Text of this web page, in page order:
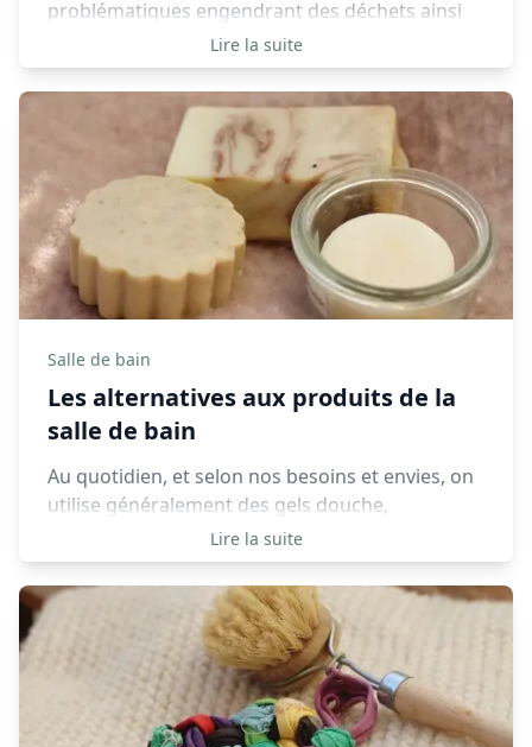
problématiques engendrant des déchets ainsi
que leurs différentes solutions, mais je n’ai pas
encore évoqué précisément quels sont les
produits que j’ai pu tester, et quels sont ceux qui
ont intégré ma routine d’hygiène dentaire.
Lire la suite
Salle de bain
Les alternatives aux produits de la
salle de bain
Au quotidien, et selon nos besoins et envies, on
utilise généralement des gels douche,
shampoings, après-shampoings, nettoyants
pour le visage, etc. Ainsi, selon les produits
qu’on utilise, on engendre plus ou moins de
déchets, car la plupart des produits que nous
utilisons sont vendus dans des emballages
plastiques, qui sont parfois eux-mêmes
emballés dans des films plastiques (au niveau
du capuchon par exemple).
Lire la suite